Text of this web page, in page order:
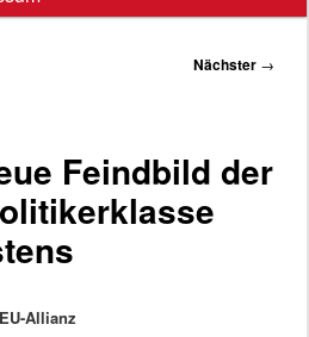
Nächster →
Feindbild der
Allianz